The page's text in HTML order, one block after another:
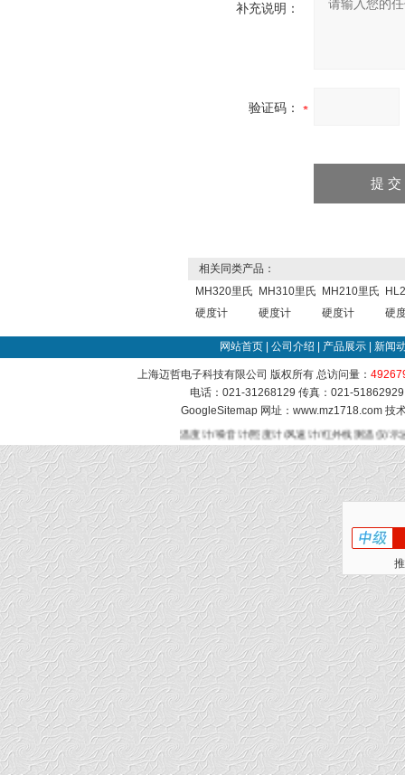
补充说明：
验证码：
相关同类产品：
MH320里氏
硬度计
MH310里氏
硬度计
MH210里氏
硬度计
硬
网站首页 公司介绍 产品展示 新闻
上海迈哲电子科技有限公司 版权所有 总访问量：
电话：021-31268129 传真：021-
GoogleSitemap网址：www.mz1718.com 技
温度计/噪音计/照度计/风速计/红外线测温仪/